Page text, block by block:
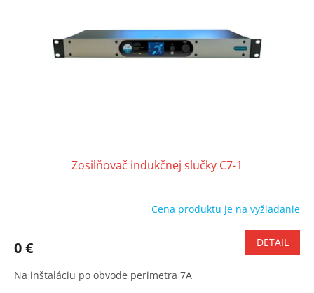
Zosilňovač indukčnej slučky C7-1
Cena produktu je na vyžiadanie
0 € DETAIL
Na inštaláciu po obvode perimetra 7A